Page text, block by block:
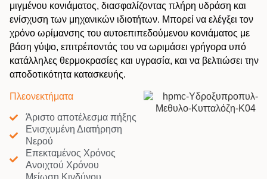
μιγμένου κονιάματος, διασφαλίζοντας πλήρη υδράση και
ενίσχυση των μηχανικών ιδιοτήτων. Μπορεί να ελέγξει τον
χρόνο ωρίμανσης του αυτοεπιπεδούμενου κονιάματος με
βάση γύψο, επιτρέποντάς του να ωριμάσει γρήγορα υπό
κατάλληλες θερμοκρασίες και υγρασία, και να βελτιώσει την
αποδοτικότητα κατασκευής.
Πλεονεκτήματα
Άριστο αποτέλεσμα πήξης
Ενισχυμένη Διατήρηση
Νερού
Επεκταμένος Χρόνος
Ανοιχτού Χρόνου
Μείωση Κινδύνου